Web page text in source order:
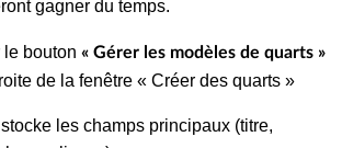
gagner du temps.
bouton « Gérer les modèles de quarts »
de la fenêtre « Créer des quarts »
les champs principaux (titre,